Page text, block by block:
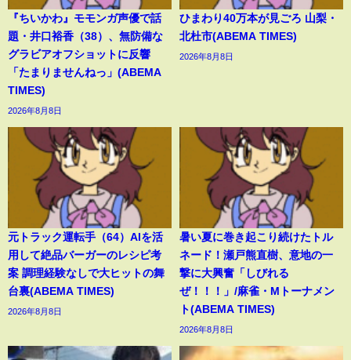
『ちいかわ』モモンガ声優で話
題・井口裕香（38）、無防備な
グラビアオフショットに反響
「たまりませんねっ」(ABEMA
TIMES)
2026年8月8日
ひまわり40万本が見ごろ 山梨・
北杜市(ABEMA TIMES)
2026年8月8日
元トラック運転手（64）AIを活
用して絶品バーガーのレシピ考
案 調理経験なしで大ヒットの舞
台裏(ABEMA TIMES)
2026年8月8日
暑い夏に巻き起こり続けたトル
ネード！瀬戸熊直樹、意地の一
撃に大興奮「しびれる
ぜ！！！」/麻雀・Mトーナメン
ト(ABEMA TIMES)
2026年8月8日